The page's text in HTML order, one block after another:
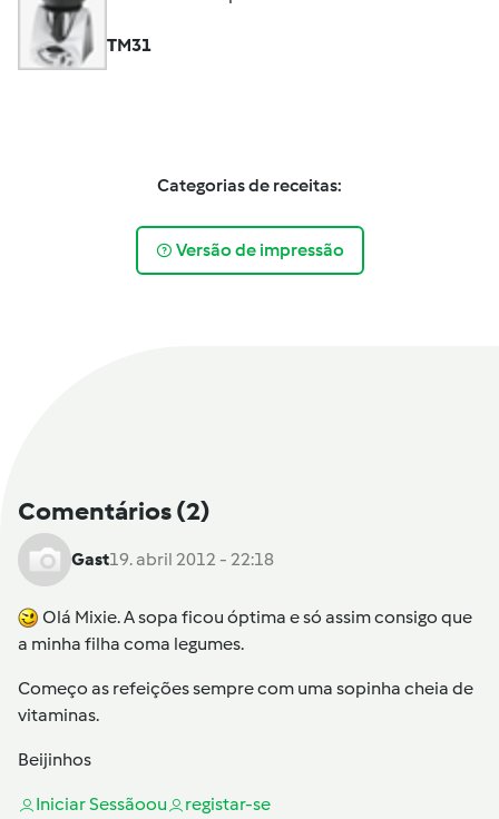
TM31
Categorias de receitas:
Versão de impressão
Comentários(2)
Gast19. abril 2012 - 22:18
Olá Mixie. A sopa ficou óptima e só assim consigo que
a minha filha coma legumes.
Começo as refeições sempre com uma sopinha cheia de
vitaminas.
Beijinhos
Iniciar Sessãoou registar-se